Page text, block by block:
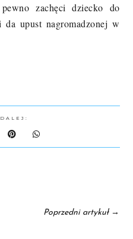
zachęci dziecko do
da upust nagromadzonej w
Poprzedni artykuł→